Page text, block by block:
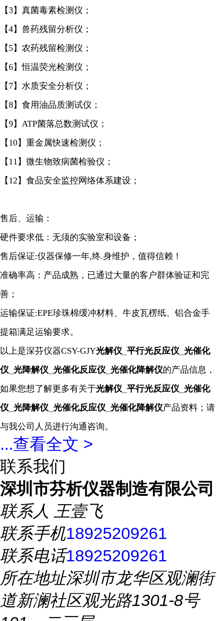
【3】真菌毒素检测仪；
【4】兽药残留分析仪；
【5】农药残留检测仪；
【6】恒温荧光检测仪；
【7】水质安全分析仪；
【8】食用油品质测试仪；
【9】ATP菌落总数测试仪；
【10】重金属快速检测仪；
【11】微生物致病菌检验仪；
【12】食品安全监控网络体系建设；
售后、运输：
硬件要求低：无须的实验室和设备；
售后保证:仪器保修一年,终.身维护，值得信赖！
准确率高：产品成熟，已通过大量的客户群体验证和完
善；
运输保证:EPE珍珠棉缓冲材料、牛皮瓦楞纸、铝合金手
提箱满足运输要求。
以上是深芬仪器CSY-GJY光解仪_平行光反应仪_光催化
仪_光降解仪_光催化反应仪 光催化降解仪的产品信息，
如果您想了解更多有关于光解仪_平行光反应仪_光催化
仪_光降解仪_光催化反应仪 光催化降解仪产品资料；请
与我公司人员进行沟通咨询。
...查看全文 >
联系我们
深圳市芬析仪器制造有限公司
联系人 王壹飞
联系手机18925209261
联系电话18925209261
所在地址深圳市龙华区观澜街
道新澜社区观光路1301-8号